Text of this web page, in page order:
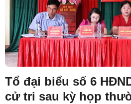
Tổ đại biểu số 6
cử tri sau kỳ họp